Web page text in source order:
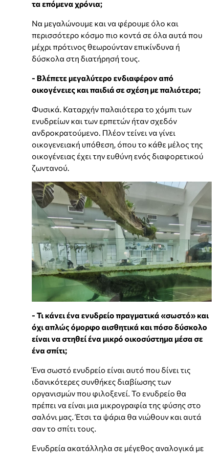
τα επόμενα χρόνια;
Να μεγαλώνουμε και να φέρουμε όλο και
περισσότερο κόσμο πιο κοντά σε όλα αυτά που
μέχρι πρότινος θεωρούνταν επικίνδυνα ή
δύσκολα στη διατήρησή τους.
- Βλέπετε μεγαλύτερο ενδιαφέρον από
οικογένειες και παιδιά σε σχέση με παλιότερα;
Φυσικά. Καταρχήν παλαιότερα το χόμπι των
ενυδρείων και των ερπετών ήταν σχεδόν
ανδροκρατούμενο. Πλέον τείνει να γίνει
οικογενειακή υπόθεση, όπου το κάθε μέλος της
οικογένειας έχει την ευθύνη ενός διαφορετικού
ζωντανού.
- Τι κάνει ένα ενυδρείο πραγματικά «σωστό» και
όχι απλώς όμορφο αισθητικά και πόσο δύσκολο
είναι να στηθεί ένα μικρό οικοσύστημα μέσα σε
ένα σπίτι;
Ένα σωστό ενυδρείο είναι αυτό που δίνει τις
ιδανικότερες συνθήκες διαβίωσης των
οργανισμών που φιλοξενεί. Το ενυδρείο θα
πρέπει να είναι μια μικρογραφία της φύσης στο
σαλόνι μας. Έτσι τα ψάρια θα νιώθουν και αυτά
σαν το σπίτι τους.
Ενυδρεία ακατάλληλα σε μέγεθος αναλογικά με